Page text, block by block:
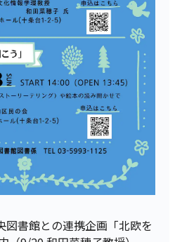
図書館との連携企画「北欧を